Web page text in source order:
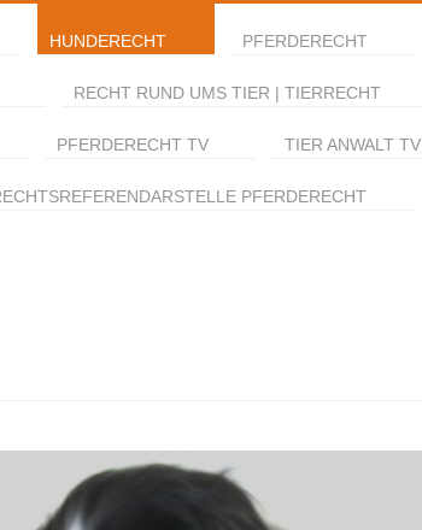
HUNDERECHT PFERDERECHT
RECHT RUND UMS TIER | TIERRECHT
PFERDERECHT TV TIER ANWALT TV
PFERDERECHT